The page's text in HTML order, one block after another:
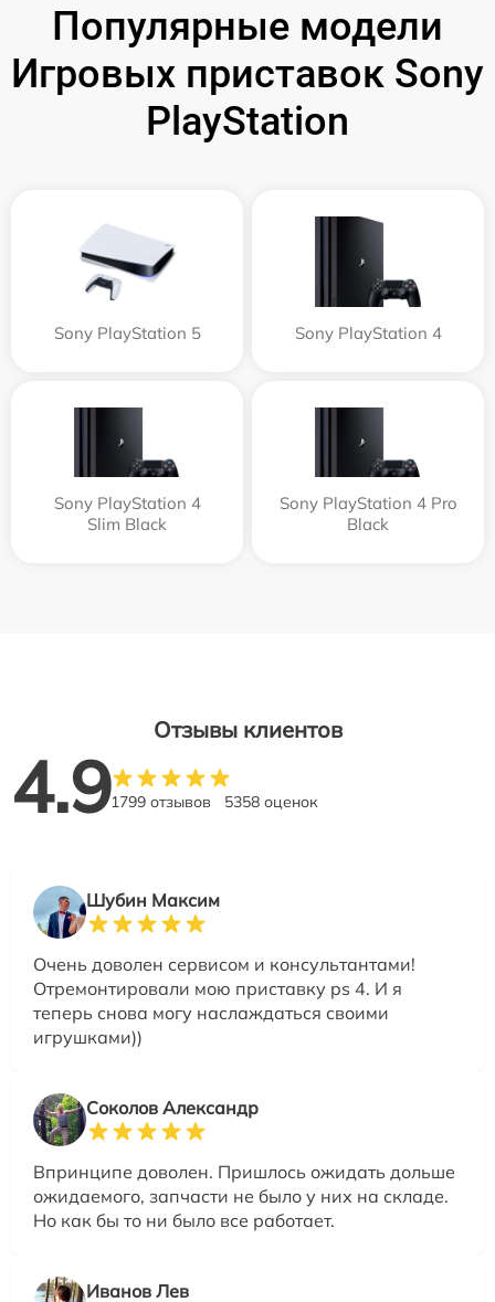
Популярные модели
Игровых приставок Sony
PlayStation
Sony PlayStation 5 Sony PlayStation 4
Sony PlayStation 4
Slim Black
Sony PlayStation 4 Pro
Black
Отзывы клиентов
4.91799 отзывов 5358 оценок
Шубин Максим
Очень доволен сервисом и консультантами!
Отремонтировали мою приставку ps 4. И я
теперь снова могу наслаждаться своими
игрушками))
Соколов Александр
Впринципе доволен. Пришлось ожидать дольше
ожидаемого, запчасти не было у них на складе.
Но как бы то ни было все работает.
Иванов Лев